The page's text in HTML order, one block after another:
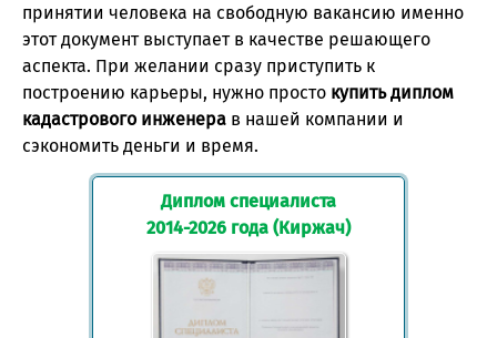
принятии человека на свободную вакансию именно
этот документ выступает в качестве решающего
аспекта. При желании сразу приступить к
построению карьеры, нужно просто купить диплом
кадастрового инженера в нашей компании и
сэкономить деньги и время.
Диплом специалиста
2014-2026 года (Киржач)